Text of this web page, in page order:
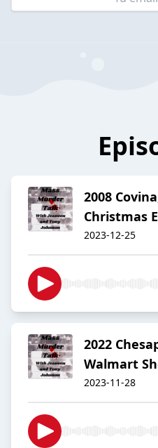
2008
Christmas
2023-12-25
2022
Walmart
2023-11-28